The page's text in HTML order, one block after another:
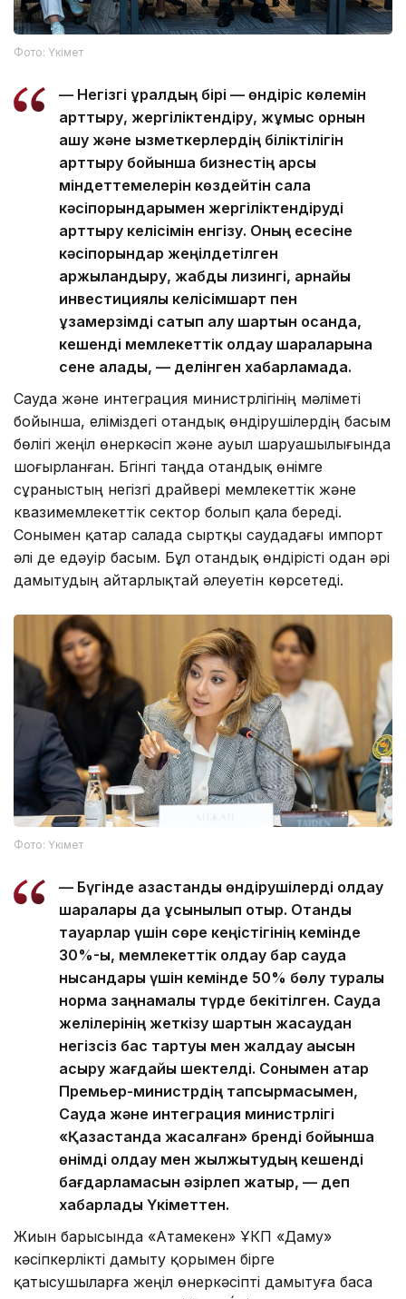
Фото: Үкімет
— Негізгі құралдың бірі — өндіріс көлемін
арттыру, жергіліктендіру, жұмыс орнын
ашу және қызметкерлердің біліктілігін
арттыру бойынша бизнестің қарсы
міндеттемелерін көздейтін сала
кәсіпорындарымен жергіліктендіруді
арттыру келісімін енгізу. Оның есесіне
кәсіпорындар жеңілдетілген
қаржыландыру, жабдық лизингі, арнайы
инвестициялық келісімшарт пен
ұзақмерзімді сатып алу шартын қосқанда,
кешенді мемлекеттік қолдау шараларына
сене алады, — делінген хабарламада.
Сауда және интеграция министрлігінің мәліметі
бойынша, еліміздегі отандық өндірушілердің басым
бөлігі жеңіл өнеркәсіп және ауыл шаруашылығында
шоғырланған. Бүгінгі таңда отандық өнімге
сұраныстың негізгі драйвері мемлекеттік және
квазимемлекеттік сектор болып қала береді.
Сонымен қатар салада сыртқы саудадағы импорт
әлі де едәуір басым. Бұл отандық өндірісті одан әрі
дамытудың айтарлықтай әлеуетін көрсетеді.
Фото: Үкімет
— Бүгінде қазақстандық өндірушілерді қолдау
шаралары да ұсынылып отыр. Отандық
тауарлар үшін сөре кеңістігінің кемінде
30%-ы, мемлекеттік қолдау бар сауда
нысандары үшін кемінде 50% бөлу туралы
норма заңнамалық түрде бекітілген. Сауда
желілерінің жеткізу шартын жасаудан
негізсіз бас тартуы мен жалдау ақысын
асыру жағдайы шектелді. Сонымен қатар
Премьер-министрдің тапсырмасымен,
Сауда және интеграция министрлігі
«Қазақстанда жасалған» бренді бойынша
өнімді қолдау мен жылжытудың кешенді
бағдарламасын әзірлеп жатыр, — деп
хабарлады Үкіметтен.
Жиын барысында «Атамекен» ҰКП «Даму»
кәсіпкерлікті дамыту қорымен бірге
қатысушыларға жеңіл өнеркәсіпті дамытуға баса